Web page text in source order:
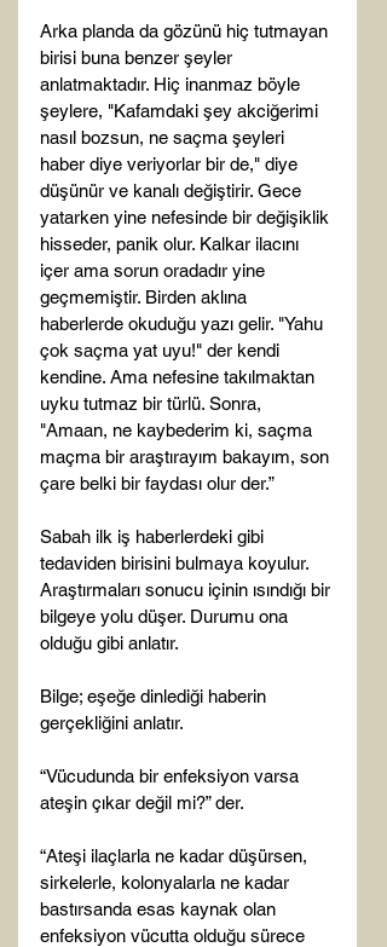
Arka planda da gözünü hiç tutmayan
birisi buna benzer şeyler
anlatmaktadır. Hiç inanmaz böyle
şeylere, "Kafamdaki şey akciğerimi
nasıl bozsun, ne saçma şeyleri
haber diye veriyorlar bir de," diye
düşünür ve kanalı değiştirir. Gece
yatarken yine nefesinde bir değişiklik
hisseder, panik olur. Kalkar ilacını
içer ama sorun oradadır yine
geçmemiştir. Birden aklına
haberlerde okuduğu yazı gelir. "Yahu
çok saçma yat uyu!" der kendi
kendine. Ama nefesine takılmaktan
uyku tutmaz bir türlü. Sonra,
"Amaan, ne kaybederim ki, saçma
maçma bir araştırayım bakayım, son
çare belki bir faydası olur der.”
Sabah ilk iş haberlerdeki gibi
tedaviden birisini bulmaya koyulur.
Araştırmaları sonucu içinin ısındığı bir
bilgeye yolu düşer. Durumu ona
olduğu gibi anlatır.
Bilge; eşeğe dinlediği haberin
gerçekliğini anlatır.
“Vücudunda bir enfeksiyon varsa
ateşin çıkar değil mi?” der.
“Ateşi ilaçlarla ne kadar düşürsen,
sirkelerle, kolonyalarla ne kadar
bastırsanda esas kaynak olan
enfeksiyon vücutta olduğu sürece